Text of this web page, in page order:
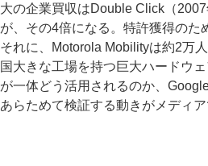
大の企業買収はDouble Click（
が、その4倍になる。特許獲得のた
それに、Motorola Mobilityは約2万
国大きな工場を持つ巨大ハードウ
が一体どう活用されるのか、
あらためて検証する動きがメディア